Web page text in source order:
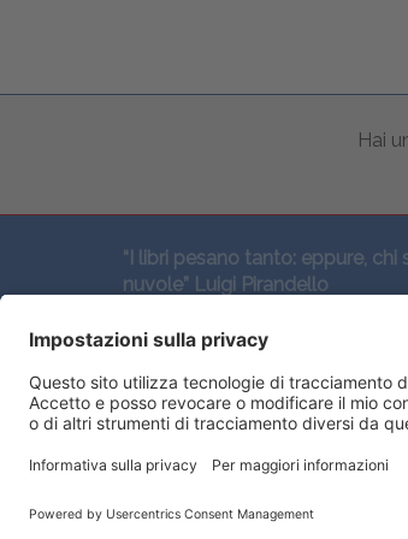
Hai
“I libri pesano tanto: eppure,
nuvole” Luigi Pirandello
SEGUICI QUI: